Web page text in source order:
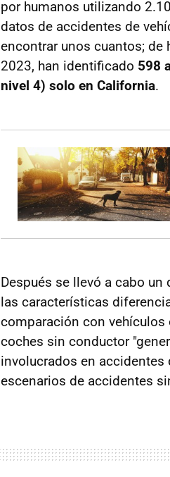
por humanos utilizando
datos de accidentes de
encontrar unos cuantos; de
2023, han identificado 598
nivel 4) solo en California.
Después se llevó a cabo
las características
comparación con vehículos
coches sin conductor
involucrados en
escenarios de accidentes